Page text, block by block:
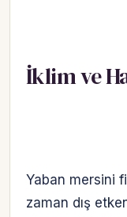
İklim ve
Yaban mersini
zaman dış